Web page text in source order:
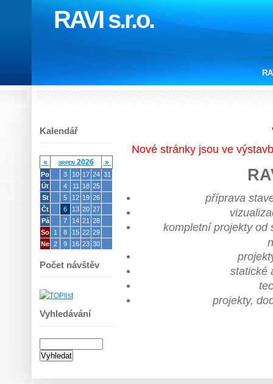
RAVI s.r.o.
Kalendář
« srpen 2026 »
Po 3 10 17 24 31
Út
4 11 18 25
St
5 12 19 26
Čt
6 13 20 27
Pá
7 14 21 28
So
1 8 15 22 29
Ne 2 9 16 23 30
Počet návštěv
Vyhledávání
Nové stránky jsou ve
příprava
kompletní projekty od
statické
projekty,